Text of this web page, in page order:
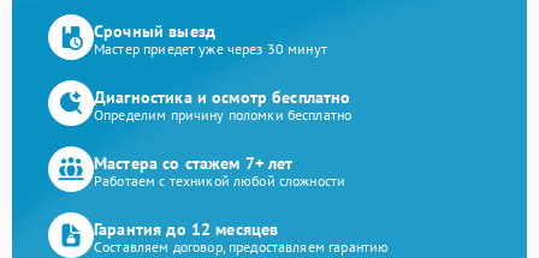
Срочный выезд
Мастер приедет уже через 30 минут
Диагностика и осмотр бесплатно
Определим причину поломки бесплатно
Мастера со стажем 7+ лет
Работаем с техникой любой сложности
Гарантия до 12 месяцев
Составляем договор, предоставляем гарантию